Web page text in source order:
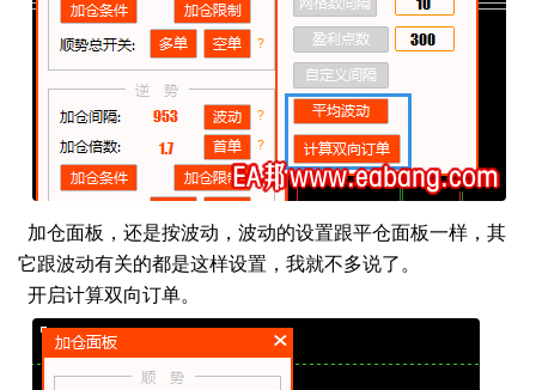
加仓面板，还是按波动，波动的设置跟平仓面板一样，其
它跟波动有关的都是这样设置，我就不多说了。
开启计算双向订单。